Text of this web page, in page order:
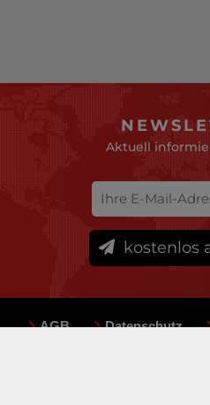
Aktuell
kostenlos
AGB Datenschutz